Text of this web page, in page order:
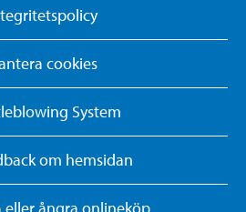
cookies
System
om hemsidan